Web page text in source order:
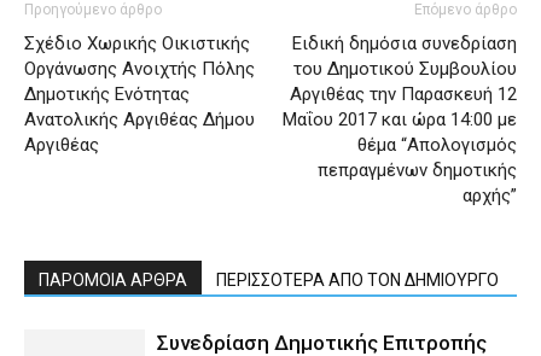
Προηγούμενο άρθρο
Σχέδιο Χωρικής Οικιστικής
Οργάνωσης Ανοιχτής Πόλης
Δημοτικής Ενότητας
Ανατολικής Αργιθέας Δήμου
Αργιθέας
Επόμενο άρθρο
Ειδική δημόσια συνεδρίαση
του Δημοτικού Συμβουλίου
Αργιθέας την Παρασκευή 12
Μαΐου 2017 και ώρα 14:00 με
θέμα “Απολογισμός
πεπραγμένων δημοτικής
αρχής”
ΠΑΡΟΜΟΙΑ ΑΡΘΡΑ ΠΕΡΙΣΣΟΤΕΡΑ ΑΠΟ ΤΟΝ ΔΗΜΙΟΥΡΓΟ
Συνεδρίαση Δημοτικής Επιτροπής